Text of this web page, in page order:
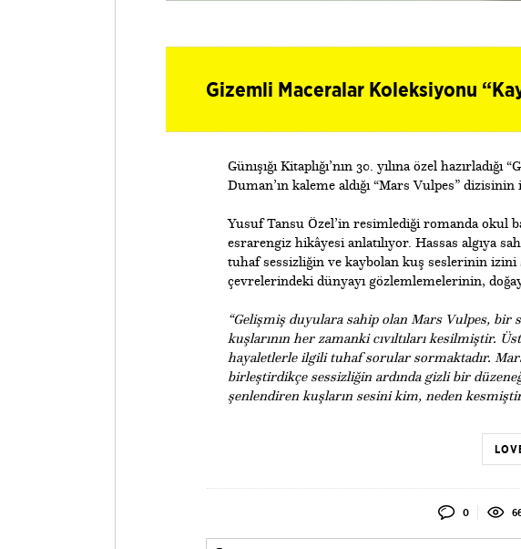
Gizemli Maceralar Koleksiyonu
Günışığı Kitaplığı’nın 30. yılına özel
Duman’ın kaleme aldığı “Mars Vulpes”
Yusuf Tansu Özel’in resimlediği romanda okul
esrarengiz hikâyesi anlatılıyor. Hassas algıya
tuhaf sessizliğin ve kaybolan kuş seslerinin
çevrelerindeki dünyayı gözlemlemelerinin,
“Gelişmiş duyulara sahip olan Mars Vulpes, bir
kuşlarının her zamanki cıvıltıları kesilmiştir.
hayaletlerle ilgili tuhaf sorular sormaktadır.
birleştirdikçe sessizliğin ardında gizli bir
şenlendiren kuşların sesini kim, neden
0